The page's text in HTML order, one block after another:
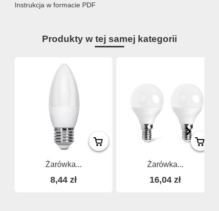
Instrukcja w formacie PDF
Produkty w tej samej kategorii
Żarówka...
8,44 zł
Żarówka...
16,04 zł